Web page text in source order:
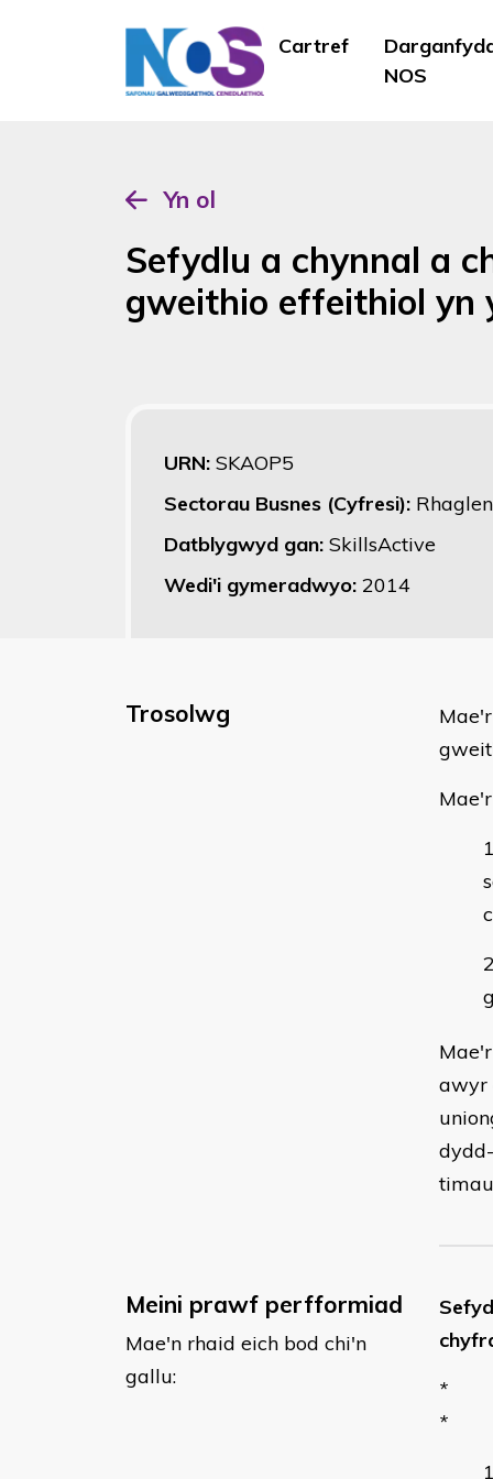
Cartref
NOS
Yn ol
Sefydlu a chynnal a
gweithio effeithiol yn
URN: SKAOP5
Sectorau Busnes (Cyfresi):
Datblygwyd gan: SkillsActive
Wedi'i gymeradwyo: 2014
Trosolwg
awyr
Meini prawf perfformiad
Mae'n rhaid eich bod chi'n
gallu:
*
*